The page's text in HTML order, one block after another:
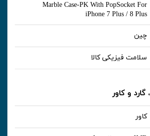
Marble Case-PK With PopSocket For
iPhone 7 Plus / 8 Plus
چین
سلامت فیزیکی کالا
و کاور
کاور